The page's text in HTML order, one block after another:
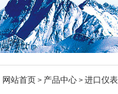
网站首页 > 产品中心 > 进口仪表